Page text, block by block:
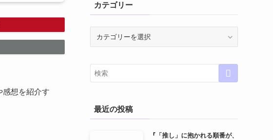
感想を紹介す
カテゴリー
リ
ー
最近の投稿
『「推し」に抱かれる順番が、